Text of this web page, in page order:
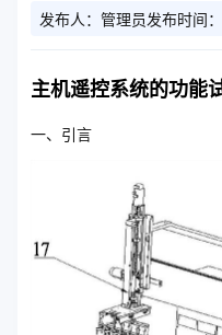
发布人：管理员发布时间
主机遥控系统的功能
一、引言